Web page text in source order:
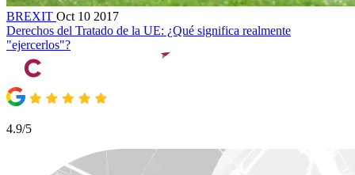
BREXIT Oct 10 2017
Derechos del Tratado de la UE: ¿Qué significa realmente
"ejercerlos"?
4.9/5